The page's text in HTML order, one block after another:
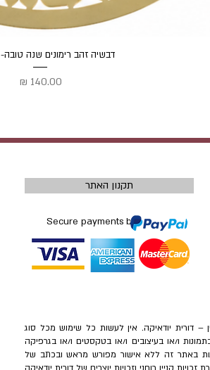
תצוגה מהירה
דבשיה זהב רימונים שנה טובה- Z-16-EG
מחיר
תקנון האתר
Secure payments by
– דורית יודאיקה. אין לעשות כל שימוש מכל סוג
ו/או בעיצובים ו/או בטקסטים ו/או בגרפיקה
באתר זה ללא אישור מפורש מראש ובכתב של